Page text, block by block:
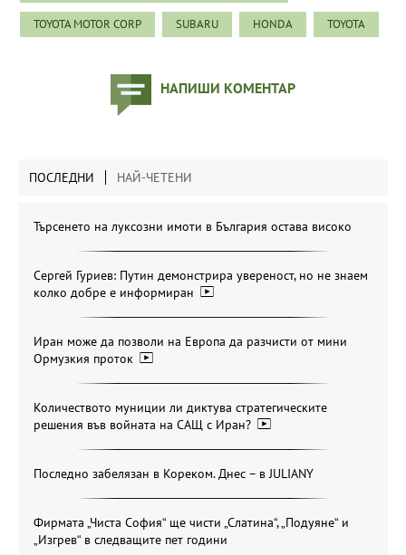
TOYOTA MOTOR CORP SUBARU HONDA TOYOTA
НАПИШИ КОМЕНТАР
ПОСЛЕДНИ НАЙ-ЧЕТЕНИ
Търсенето на луксозни имоти в България остава високо
Сергей Гуриев: Путин демонстрира увереност, но не знаем
колко добре е информиран
Иран може да позволи на Европа да разчисти от мини
Ормузкия проток
Количеството муниции ли диктува стратегическите
решения във войната на САЩ с Иран?
Последно забелязан в Кореком. Днес – в JULIANY
Фирмата „Чиста София“ ще чисти „Слатина“, „Подуяне“ и
„Изгрев“ в следващите пет години